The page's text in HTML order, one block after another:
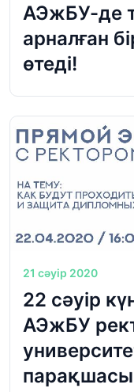
АЭжБУ-де
арналған
өтеді!
21 сәуір 2020
22 сәуір
АЭжБУ